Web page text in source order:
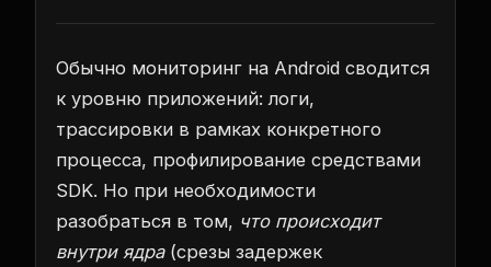
Обычно мониторинг на Android сводится
к уровню приложений: логи,
трассировки в рамках конкретного
процесса, профилирование средствами
SDK. Но при необходимости
разобраться в том, что происходит
внутри ядра(срезы задержек